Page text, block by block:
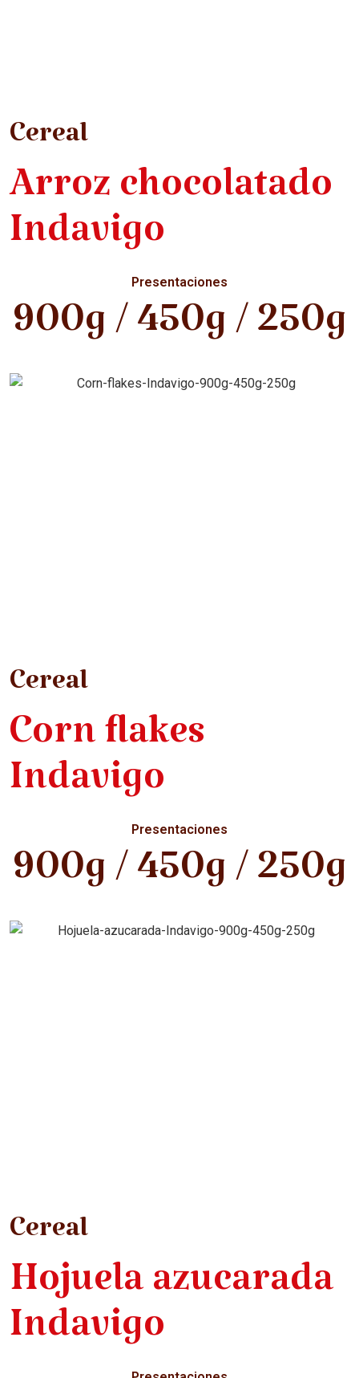
Cereal
Arroz chocolatado
Indavigo
Presentaciones
900g / 450g / 250g
Cereal
Corn flakes
Indavigo
Presentaciones
900g / 450g / 250g
Cereal
Hojuela azucarada
Indavigo